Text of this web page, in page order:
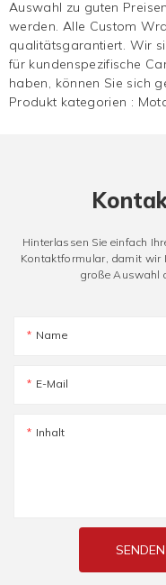
Auswahl zu guten
werden. Alle Custom
qualitätsgarantiert. Wir
für kundenspezifische
haben, können Sie sich
Produkt kategorien :
Hinterlassen Sie einfach
Kontaktformular, damit wir
große Auswahl
Name
E-Mail
Inhalt